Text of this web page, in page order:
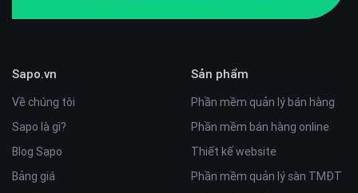
Sapo.vn
Về chúng tôi
Sapo là gì?
Blog Sapo
Bảng giá
Sản phẩm
Phần mềm quản lý bán hàng
Phần mềm bán hàng online
Thiết kế website
Phần mềm quản lý sàn TMĐT